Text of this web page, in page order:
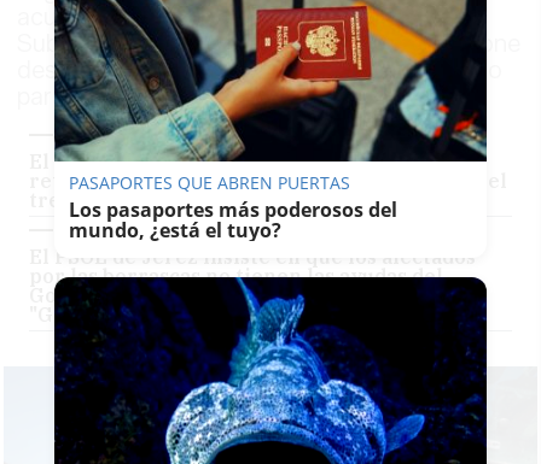
acusaciones del PSOE y asegura que la
Subdelegación del Gobierno en Cádiz dispone
desde el 10 de abril del certificado necesario
para continuar el procedimiento
El Gobierno acusa a la alcaldesa de Jerez de
retrasar adrede las ayudas a los afectados por el
tren de borrascas
El PSOE de Jerez insiste en que los afectados
por las borrascas no tienen las ayudas del
Gobierno por culpa del Ayuntamiento:
"Gravísimo"
PASAPORTES QUE ABREN PUERTAS
Los pasaportes más poderosos del
mundo, ¿está el tuyo?